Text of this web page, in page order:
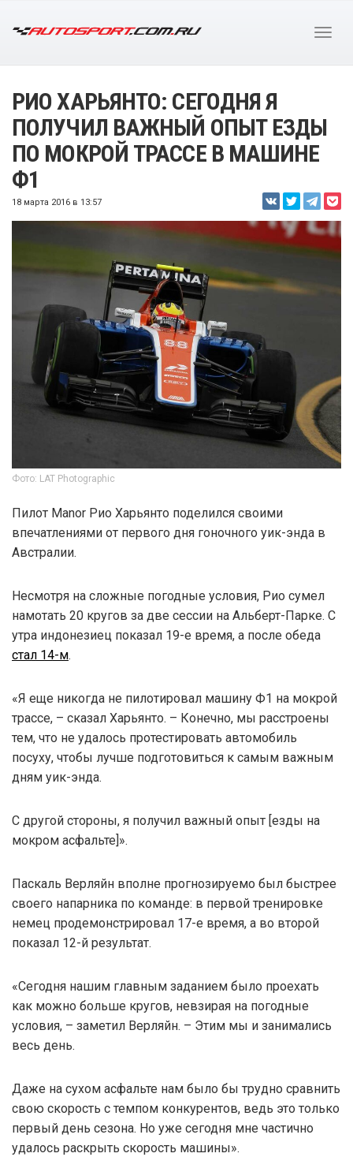
РИО ХАРЬЯНТО: СЕГОДНЯ Я
ПОЛУЧИЛ ВАЖНЫЙ ОПЫТ ЕЗДЫ
ПО МОКРОЙ ТРАССЕ В МАШИНЕ
Ф1
18 марта 2016 в 13:57
Фото: LAT Photographic
Пилот Manor Рио Харьянто поделился своими
впечатлениями от первого дня гоночного уик-энда в
Австралии.
Несмотря на сложные погодные условия, Рио сумел
намотать 20 кругов за две сессии на Альберт-Парке. С
утра индонезиец показал 19-е время, а после обеда
стал 14-м.
«Я еще никогда не пилотировал машину Ф1 на мокрой
трассе, – сказал Харьянто. – Конечно, мы расстроены
тем, что не удалось протестировать автомобиль
посуху, чтобы лучше подготовиться к самым важным
дням уик-энда.
С другой стороны, я получил важный опыт [езды на
мокром асфальте]».
Паскаль Верляйн вполне прогнозируемо был быстрее
своего напарника по команде: в первой тренировке
немец продемонстрировал 17-е время, а во второй
показал 12-й результат.
«Сегодня нашим главным заданием было проехать
как можно больше кругов, невзирая на погодные
условия, – заметил Верляйн. – Этим мы и занимались
весь день.
Даже на сухом асфальте нам было бы трудно сравнить
свою скорость с темпом конкурентов, ведь это только
первый день сезона. Но уже сегодня мне частично
удалось раскрыть скорость машины».